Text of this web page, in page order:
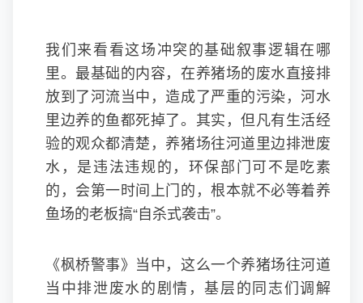
我们来看看这场冲突的基础叙事逻辑在哪
里。最基础的内容，在养猪场的废水直接排
放到了河流当中，造成了严重的污染，河水
里边养的鱼都死掉了。其实，但凡有生活经
验的观众都清楚，养猪场往河道里边排泄废
水，是违法违规的，环保部门可不是吃素
的，会第一时间上门的，根本就不必等着养
鱼场的老板搞“自杀式袭击”。
《枫桥警事》当中，这么一个养猪场往河道
当中排泄废水的剧情，基层的同志们调解